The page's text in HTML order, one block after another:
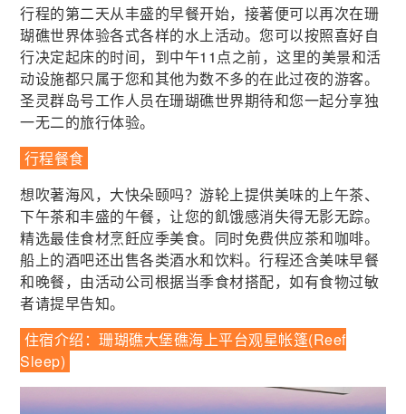
行程的第二天从丰盛的早餐开始，接著便可以再次在珊
瑚礁世界体验各式各样的水上活动。您可以按照喜好自
行决定起床的时间，到中午11点之前，这里的美景和活
动设施都只属于您和其他为数不多的在此过夜的游客。
圣灵群岛号工作人员在珊瑚礁世界期待和您一起分享独
一无二的旅行体验。
行程餐食
想吹著海风，大快朵颐吗？游轮上提供美味的上午茶、
下午茶和丰盛的午餐，让您的飢饿感消失得无影无踪。
精选最佳食材烹飪应季美食。同时免费供应茶和咖啡。
船上的酒吧还出售各类酒水和饮料。行程还含美味早餐
和晚餐，由活动公司根据当季食材搭配，如有食物过敏
者请提早告知。
住宿介绍：珊瑚礁大堡礁海上平台观星帐篷(Reef
Sleep)